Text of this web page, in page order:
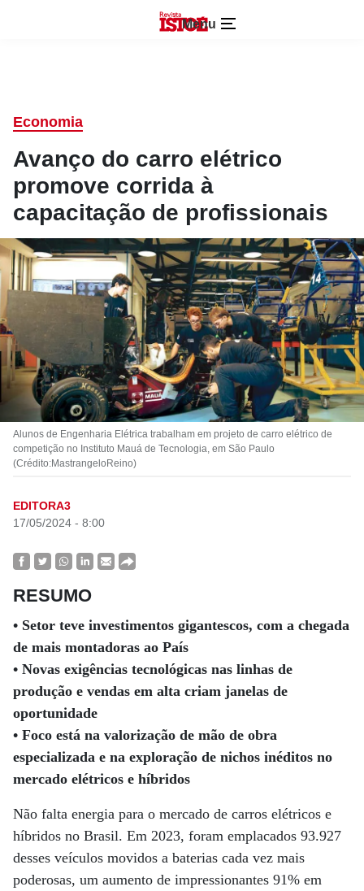
Menu
Economia
Avanço do carro elétrico
promove corrida à
capacitação de profissionais
Alunos de Engenharia Elétrica trabalham em projeto de carro elétrico de
competição no Instituto Mauá de Tecnologia, em São Paulo
(Crédito:MastrangeloReino)
EDITORA3
17/05/2024 - 8:00
RESUMO
• Setor teve investimentos gigantescos, com a chegada
de mais montadoras ao País
• Novas exigências tecnológicas nas linhas de
produção e vendas em alta criam janelas de
oportunidade
• Foco está na valorização de mão de obra
especializada e na exploração de nichos inéditos no
mercado elétricos e híbridos
Não falta energia para o mercado de carros elétricos e
híbridos no Brasil. Em 2023, foram emplacados 93.927
desses veículos movidos a baterias cada vez mais
poderosas, um aumento de impressionantes 91% em